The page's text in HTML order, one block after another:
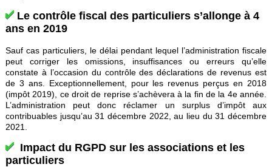
Le contrôle fiscal des particuliers s’allonge à 4
ans en 2019
Sauf cas particuliers, le délai pendant lequel l’administration fiscale
peut corriger les omissions, insuffisances ou erreurs qu’elle
constate à l’occasion du contrôle des déclarations de revenus est
de 3 ans. Exceptionnellement, pour les revenus perçus en 2018
(impôt 2019), ce droit de reprise s’achèvera à la fin de la 4e année.
L’administration peut donc réclamer un surplus d’impôt aux
contribuables jusqu’au 31 décembre 2022, au lieu du 31 décembre
2021.
Impact du RGPD sur les associations et les
particuliers